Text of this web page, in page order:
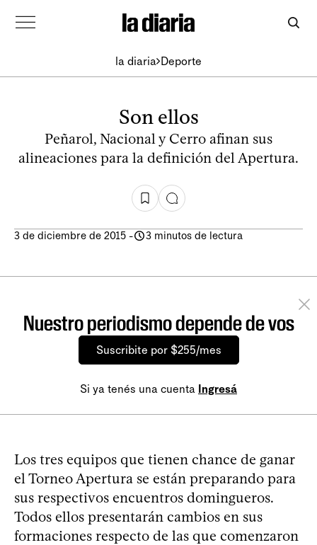
la diaria Deporte
Son ellos
Peñarol, Nacional y Cerro afinan sus
alineaciones para la definición del Apertura.
3 de diciembre de 2015 - 3 minutos de lectura
Nuestro periodismo depende de vos
Suscribite por $255/mes
Si ya tenés una cuenta Ingresá
Los tres equipos que tienen chance de ganar
el Torneo Apertura se están preparando para
sus respectivos encuentros domingueros.
Todos ellos presentarán cambios en sus
formaciones respecto de las que comenzaron